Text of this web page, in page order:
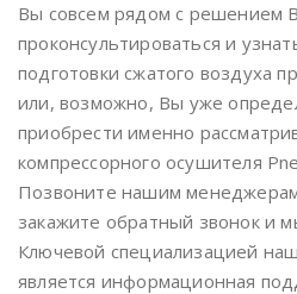
Вы совсем рядом с решением
проконсультироваться и
подготовки сжатого воздуха
или, возможно, Вы уже
приобрести именно
компрессорного осушителя
Позвоните нашим
закажите обратный звонок и
Ключевой специализацией
является информационная